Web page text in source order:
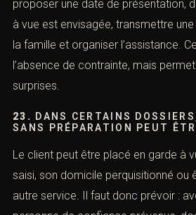
garanties. Mais elle doit être
22.L’avocat peut contacter le
proposer une date de présentation,
garde à vue est envisagée,
garantit pas l’absence de contrainte,
23.DANS CERTAINS
PRÉSENTER SANS
RISQUÉ.